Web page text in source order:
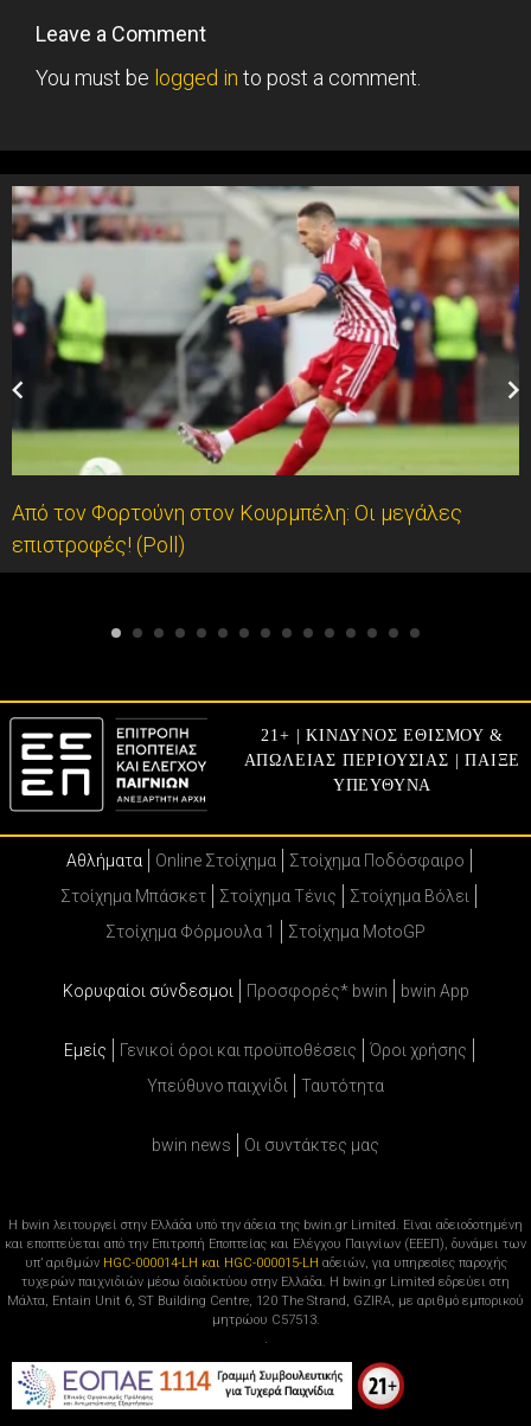
Leave a Comment
You must be logged in to post a comment.
Από τον Φορτούνη στον Κουρμπέλη: Οι μεγάλες
επιστροφές! (Poll)
21+ | ΚΙΝΔΥΝΟΣ ΕΘΙΣΜΟΥ &
ΑΠΩΛΕΙΑΣ ΠΕΡΙΟΥΣΙΑΣ | ΠΑΙΞΕ
ΥΠΕΥΘΥΝΑ
Αθλήματα Online Στοίχημα
Στοίχημα Ποδόσφαιρο
Στοίχημα Μπάσκετ
Στοίχημα Τένις
Στοίχημα Βόλει
Στοίχημα Φόρμουλα 1
Στοίχημα MotoGP
Κορυφαίοι σύνδεσμοι Προσφορές* bwin bwin App
Εμείς Γενικοί όροι και προϋποθέσεις
Όροι χρήσης
Υπεύθυνο παιχνίδι
Ταυτότητα
bwin news Oι συντάκτες μας
Η bwin λειτουργεί στην Ελλάδα υπό την άδεια της bwin.gr Limited. Είναι αδειοδοτημένη
και εποπτεύεται από την Επιτροπή Εποπτείας και Ελέγχου Παιγνίων (ΕΕΕΠ), δυνάμει των
υπ’ αριθμών HGC-000014-LH και HGC-000015-LH αδειών, για υπηρεσίες παροχής
τυχερών παιχνιδιών μέσω διαδικτύου στην Ελλάδα. Η bwin.gr Limited εδρεύει στη
Μάλτα, Entain Unit 6, ST Building Centre, 120 The Strand, GZIRA, με αριθμό εμπορικού
μητρώου C57513.
.